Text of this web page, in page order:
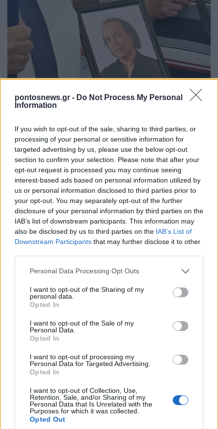
pontosnews.gr - Do Not Process My Personal
Information
If you wish to opt-out of the sale, sharing to third parties, or
processing of your personal or sensitive information for
targeted advertising by us, please use the below opt-out
section to confirm your selection. Please note that after your
opt-out request is processed you may continue seeing
interest-based ads based on personal information utilized by
us or personal information disclosed to third parties prior to
your opt-out. You may separately opt-out of the further
disclosure of your personal information by third parties on the
IAB’s list of downstream participants. This information may
also be disclosed by us to third parties on the IAB’s List of
Downstream Participants that may further disclose it to other
Please note that this website/app uses one or more Google
not limited to your visit or usage behaviour. You may click to
grant or deny consent to Google and its third-party tags to
use your data for below specified purposes in below Google
consent section.
Personal Data Processing Opt Outs
I want to opt-out of the Sharing of my
personal data.
Opted In
I want to opt-out of the Sale of my
Personal Data.
Opted In
I want to opt-out of processing my
Personal Data for Targeted Advertising.
Opted In
I want to opt-out of Collection, Use,
Retention, Sale, and/or Sharing of my
Personal Data that Is Unrelated with the
Purposes for which it was collected.
Opted Out
Λάκης Χαλκιάς: Το τελευταίο «αντίο» είπαν
σήμερα συγγενείς, φίλοι και συνοδοιπόροι
6/08/2026 - 4:41μμ
Λύκειο Ελληνίδων Ξάνθης: Από τη Θράκη στην
Ινδονησία και στο Jakarta World Folk Festival
6/08/2026 - 11:31πμ